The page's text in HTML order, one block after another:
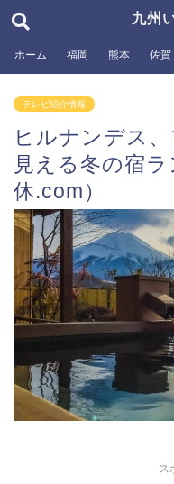
九州
ホーム 福岡 熊本 佐賀
テレビ紹介情報
ヒルナンデス
見える冬の宿
休.com）
ス